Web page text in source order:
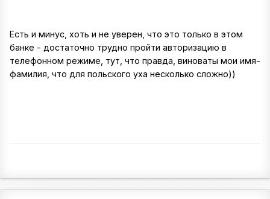
Есть и минус, хоть и не уверен, что это только в этом
банке - достаточно трудно пройти авторизацию в
телефонном режиме, тут, что правда, виноваты мои имя-
фамилия, что для польского уха несколько сложно))